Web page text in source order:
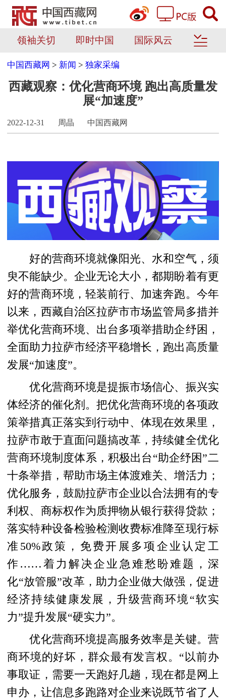
领袖关切 即时中国 国际风云
中国西藏网 > 新闻 >独家采编
西藏观察：优化营商环境 跑出高质量发
展“加速度”
2022-12-31 周晶 中国西藏网
好的营商环境就像阳光、水和空气，须
臾不能缺少。企业无论大小，都期盼着有更
好的营商环境，轻装前行、加速奔跑。今年
以来，西藏自治区拉萨市市场监管局多措并
举优化营商环境、出台多项举措助企纾困，
全面助力拉萨市经济平稳增长，跑出高质量
发展“加速度”。
优化营商环境是提振市场信心、振兴实
体经济的催化剂。把优化营商环境的各项政
策举措真正落实到行动中、体现在效果里，
拉萨市敢于直面问题搞改革，持续健全优化
营商环境制度体系，积极出台“助企纾困”二
十条举措，帮助市场主体渡难关、增活力；
优化服务，鼓励拉萨市企业以合法拥有的专
利权、商标权作为质押物从银行获得贷款；
落实特种设备检验检测收费标准降至现行标
准50%政策，免费开展多项企业认定工
作……着力解决企业急难愁盼难题，深
化“放管服”改革，助力企业做大做强，促进
经济持续健康发展，升级营商环境“软实
力”提升发展“硬实力”。
优化营商环境提高服务效率是关键。营
商环境的好坏，群众最有发言权。“以前办
事取证，需要一天跑好几趟，现在都是网上
申办，让信息多跑路对企业来说既节省了人